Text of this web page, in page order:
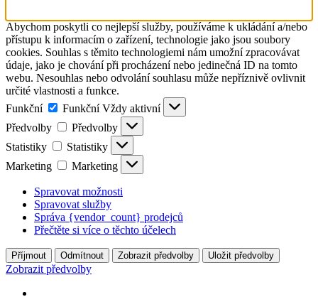
Abychom poskytli co nejlepší služby, používáme k ukládání a/nebo
přístupu k informacím o zařízení, technologie jako jsou soubory
cookies. Souhlas s těmito technologiemi nám umožní zpracovávat
údaje, jako je chování při procházení nebo jedinečná ID na tomto
webu. Nesouhlas nebo odvolání souhlasu může nepříznivě ovlivnit
určité vlastnosti a funkce.
Funkční
Funkční Vždy aktivní
Předvolby
Předvolby
Statistiky
Statistiky
Marketing
Marketing
Spravovat možnosti
Spravovat služby
Správa {vendor_count} prodejců
Přečtěte si více o těchto účelech
Příjmout Odmítnout Zobrazit předvolby Uložit předvolby
Zobrazit předvolby